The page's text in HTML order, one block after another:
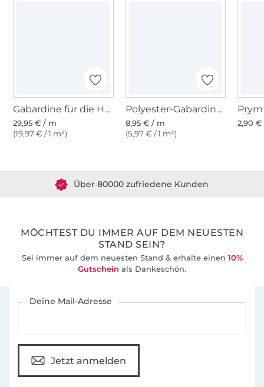
Gabardine für die Hose, schwarz
29,95 € / m
(19,97 € / 1 m²)
Polyester-Gabardine, rot
8,95 € / m
(5,97 € / 1 m²)
2,90 €
Über 80000 zufriedene Kunden
MÖCHTEST DU IMMER AUF DEM NEUESTEN
STAND SEIN?
Sei immer auf dem neuesten Stand & erhalte einen 10%
Gutschein als Dankeschön.
Deine Mail-Adresse
Jetzt anmelden